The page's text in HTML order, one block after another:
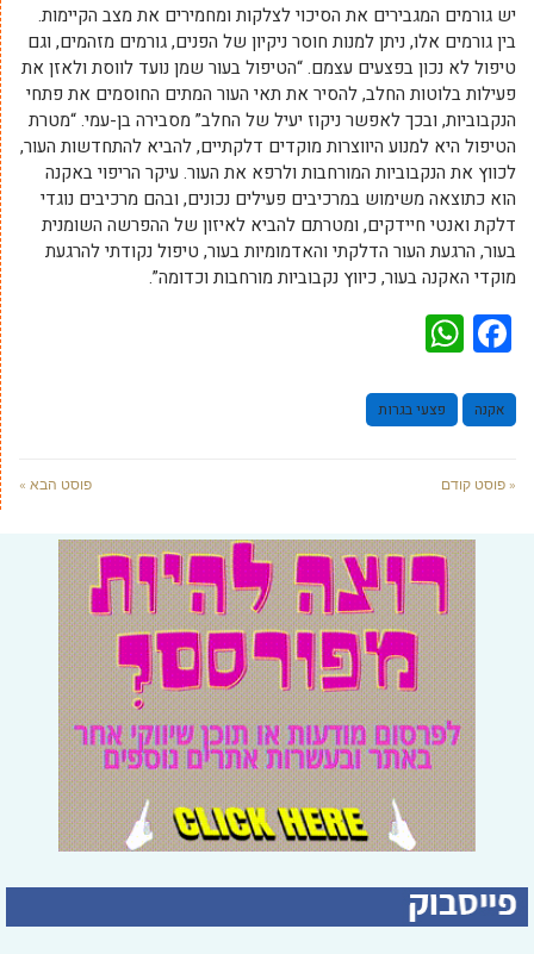
יש גורמים המגבירים את הסיכוי לצלקות ומחמירים את מצב הקיימות.
בין גורמים אלו, ניתן למנות חוסר ניקיון של הפנים, גורמים מזהמים, וגם
טיפול לא נכון בפצעים עצמם. “הטיפול בעור שמן נועד לווסת ולאזן את
פעילות בלוטות החלב, להסיר את תאי העור המתים החוסמים את פתחי
הנקבוביות, ובכך לאפשר ניקוז יעיל של החלב” מסבירה בן-עמי. “מטרת
הטיפול היא למנוע היווצרות מוקדים דלקתיים, להביא להתחדשות העור,
לכווץ את הנקבוביות המורחבות ולרפא את העור. עיקר הריפוי באקנה
הוא כתוצאה משימוש במרכיבים פעילים נכונים, ובהם מרכיבים נוגדי
דלקת ואנטי חיידקים, ומטרתם להביא לאיזון של ההפרשה השומנית
בעור, הרגעת העור הדלקתי והאדמומיות בעור, טיפול נקודתי להרגעת
מוקדי האקנה בעור, כיווץ נקבוביות מורחבות וכדומה”.
Facebook
אקנה פצעי בגרות
« פוסט קודם פוסט הבא »